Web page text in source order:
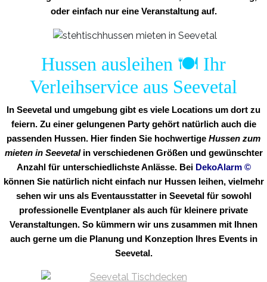
oder einfach nur eine Veranstaltung auf.
Hussen ausleihen 🍽️ Ihr
Verleihservice aus Seevetal
In Seevetal und umgebung gibt es viele Locations um dort zu
feiern. Zu einer gelungenen Party gehört natürlich auch die
passenden Hussen. Hier finden Sie hochwertige Hussen zum
mieten in Seevetalin verschiedenen Größen und gewünschter
Anzahl für unterschiedlichste Anlässe. Bei DekoAlarm ©
können Sie natürlich nicht einfach nur Hussen leihen, vielmehr
sehen wir uns als Eventausstatter in Seevetal für sowohl
professionelle Eventplaner als auch für kleinere private
Veranstaltungen. So kümmern wir uns zusammen mit Ihnen
auch gerne um die Planung und Konzeption Ihres Events in
Seevetal.